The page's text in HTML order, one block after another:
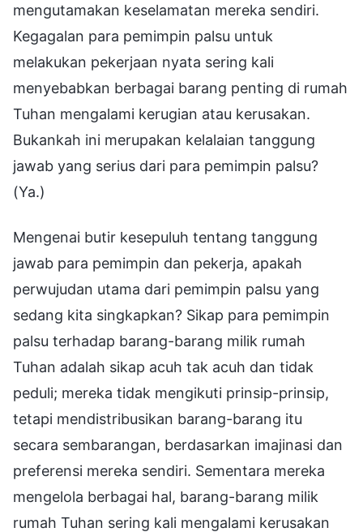
mengutamakan keselamatan mereka sendiri.
Kegagalan para pemimpin palsu untuk
melakukan pekerjaan nyata sering kali
menyebabkan berbagai barang penting di rumah
Tuhan mengalami kerugian atau kerusakan.
Bukankah ini merupakan kelalaian tanggung
jawab yang serius dari para pemimpin palsu?
(Ya.)
Mengenai butir kesepuluh tentang tanggung
jawab para pemimpin dan pekerja, apakah
perwujudan utama dari pemimpin palsu yang
sedang kita singkapkan? Sikap para pemimpin
palsu terhadap barang-barang milik rumah
Tuhan adalah sikap acuh tak acuh dan tidak
peduli; mereka tidak mengikuti prinsip-prinsip,
tetapi mendistribusikan barang-barang itu
secara sembarangan, berdasarkan imajinasi dan
preferensi mereka sendiri. Sementara mereka
mengelola berbagai hal, barang-barang milik
rumah Tuhan sering kali mengalami kerusakan